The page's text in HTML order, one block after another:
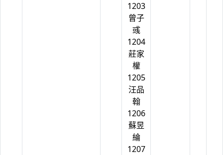
1203
曾子
彧
1204
莊家
權
1205
汪品
翰
1206
蘇昱
綸
1207